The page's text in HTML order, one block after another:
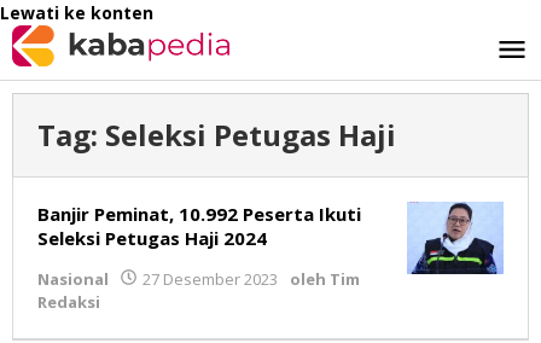
Lewati ke konten
Tag: Seleksi Petugas Haji
Banjir Peminat, 10.992 Peserta Ikuti
Seleksi Petugas Haji 2024
Nasional 27 Desember 2023 oleh Tim
Redaksi